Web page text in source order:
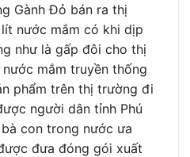
Gành Đỏ bán ra thị
nước mắm có khi dịp
như là gấp đôi cho thị
mắm truyền thống
phẩm trên thị trường đi
người dân tỉnh Phú
con trong nước ưa
đưa đóng gói xuất